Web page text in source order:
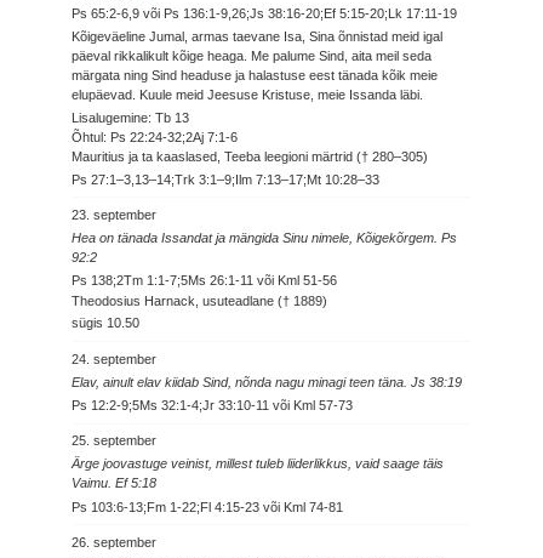
Ps 65:2-6,9 või Ps 136:1-9,26;Js 38:16-20;Ef 5:15-20;Lk 17:11-19
Kõigeväeline Jumal, armas taevane Isa, Sina õnnistad meid igal
päeval rikkalikult kõige heaga. Me palume Sind, aita meil seda
märgata ning Sind headuse ja halastuse eest tänada kõik meie
elupäevad. Kuule meid Jeesuse Kristuse, meie Issanda läbi.
Lisalugemine: Tb 13
Õhtul: Ps 22:24-32;2Aj 7:1-6
Mauritius ja ta kaaslased, Teeba leegioni märtrid († 280–305)
Ps 27:1–3,13–14;Trk 3:1–9;Ilm 7:13–17;Mt 10:28–33
23. september
Hea on tänada Issandat ja mängida Sinu nimele, Kõigekõrgem. Ps
92:2
Ps 138;2Tm 1:1-7;5Ms 26:1-11 või Kml 51-56
Theodosius Harnack, usuteadlane († 1889)
sügis 10.50
24. september
Elav, ainult elav kiidab Sind, nõnda nagu minagi teen täna. Js 38:19
Ps 12:2-9;5Ms 32:1-4;Jr 33:10-11 või Kml 57-73
25. september
Ärge joovastuge veinist, millest tuleb liiderlikkus, vaid saage täis
Vaimu. Ef 5:18
Ps 103:6-13;Fm 1-22;Fl 4:15-23 või Kml 74-81
26. september